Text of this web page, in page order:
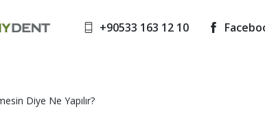
+90533 163 12 10
Diye Ne Yapılır?